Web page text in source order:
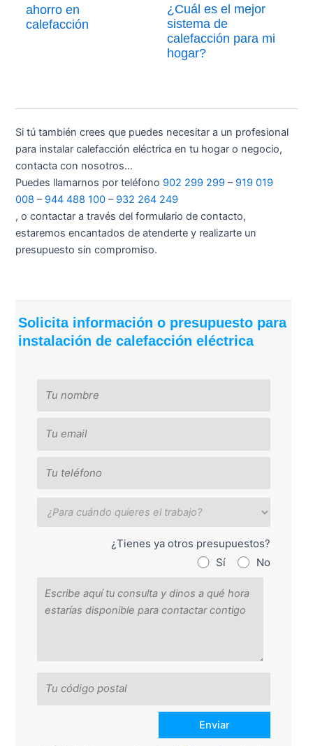
ahorro en
calefacción
¿Cuál es el mejor
sistema de
calefacción para mi
hogar?
Si tú también crees que puedes necesitar a un profesional
para instalar calefacción eléctrica en tu hogar o negocio,
contacta con nosotros…
Puedes llamarnos por teléfono 902 299 299 – 919 019
008 – 944 488 100 – 932 264 249
, o contactar a través del formulario de contacto,
estaremos encantados de atenderte y realizarte un
presupuesto sin compromiso.
Solicita información o presupuesto para
instalación de calefacción eléctrica
¿Tienes ya otros presupuestos?
Sí
No